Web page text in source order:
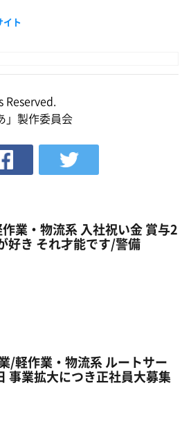
イト
Reserved.
」製作委員会
業・物流系 入社祝い金 賞与2
好き それ才能です/警備
/軽作業・物流系 ルートサー
事業拡大につき正社員大募集